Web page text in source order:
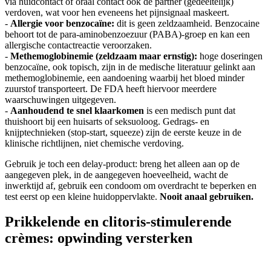
verdoven, wat voor hen eveneens het pijnsignaal maskeert.
- Allergie voor benzocaïne: dit is geen zeldzaamheid. Benzocaine
behoort tot de para-aminobenzoezuur (PABA)-groep en kan een
allergische contactreactie veroorzaken.
- Methemoglobinemie (zeldzaam maar ernstig): hoge doseringen
benzocaïne, ook topisch, zijn in de medische literatuur gelinkt aan
methemoglobinemie, een aandoening waarbij het bloed minder
zuurstof transporteert. De FDA heeft hiervoor meerdere
waarschuwingen uitgegeven.
- Aanhoudend te snel klaarkomen is een medisch punt dat
thuishoort bij een huisarts of seksuoloog. Gedrags- en
knijptechnieken (stop-start, squeeze) zijn de eerste keuze in de
klinische richtlijnen, niet chemische verdoving.
Gebruik je toch een delay-product: breng het alleen aan op de
aangegeven plek, in de aangegeven hoeveelheid, wacht de
inwerktijd af, gebruik een condoom om overdracht te beperken en
test eerst op een kleine huidoppervlakte. Nooit anaal gebruiken.
Prikkelende en clitoris-stimulerende
crèmes: opwinding versterken